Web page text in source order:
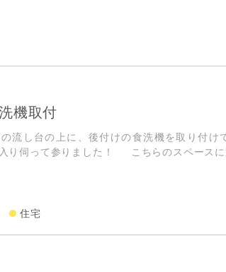
機取付
流し台の上に、後付けの食洗機を取り付け
り伺って参りました！ こちらのスペース
住宅